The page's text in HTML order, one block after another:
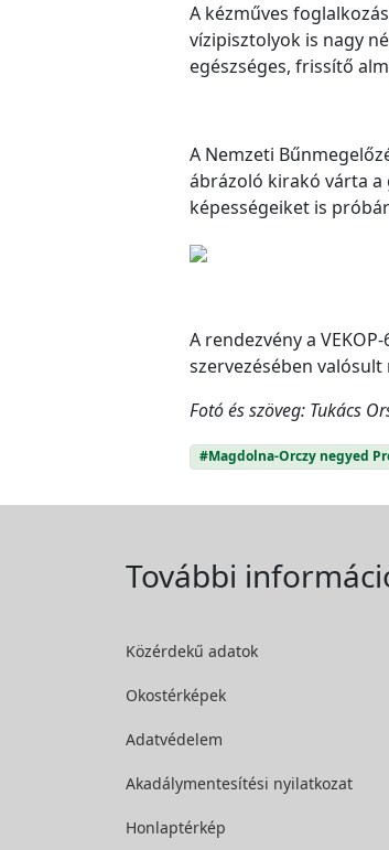
A kézműves
vízipisztolyok is nagy
egészséges, frissítő
A Nemzeti
ábrázoló kirakó várta
képességeiket is
A rendezvény a
szervezésében
Fotó és szöveg: Tukács
#Magdolna-Orczy negyed
További
Közérdekű adatok
Okostérképek
Adatvédelem
Akadálymentesítési nyilatkozat
Honlaptérkép